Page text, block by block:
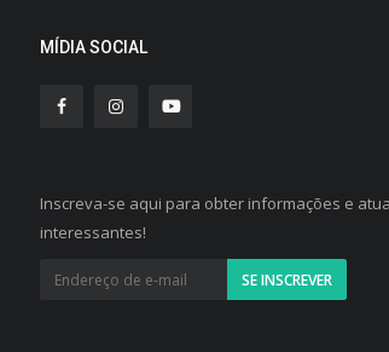
MÍDIA SOCIAL
Inscreva-se aqui para obter informações e
interessantes!